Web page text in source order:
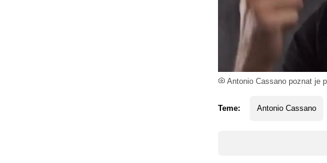
Antonio Cassano poznat je
Teme: Antonio Cassano